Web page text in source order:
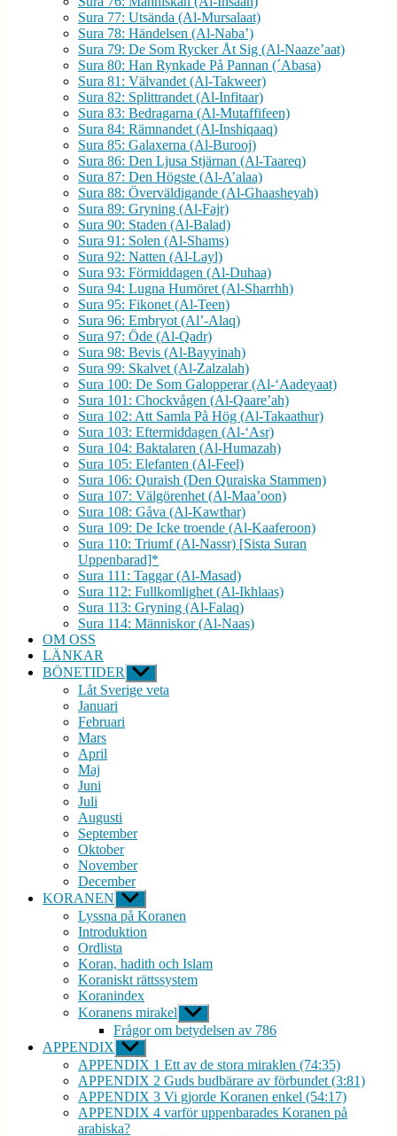
Sura 77: Utsända (Al-Mursalaat)
Sura 78: Händelsen (Al-Naba’)
Sura 79: De Som Rycker Åt Sig (Al-Naaze’aat)
Sura 80: Han Rynkade På Pannan (´Abasa)
Sura 81: Välvandet (Al-Takweer)
Sura 82: Splittrandet (Al-Infitaar)
Sura 83: Bedragarna (Al-Mutaffifeen)
Sura 84: Rämnandet (Al-Inshiqaaq)
Sura 85: Galaxerna (Al-Burooj)
Sura 86: Den Ljusa Stjärnan (Al-Taareq)
Sura 87: Den Högste (Al-A’alaa)
Sura 88: Överväldigande (Al-Ghaasheyah)
Sura 89: Gryning (Al-Fajr)
Sura 90: Staden (Al-Balad)
Sura 91: Solen (Al-Shams)
Sura 92: Natten (Al-Layl)
Sura 93: Förmiddagen (Al-Duhaa)
Sura 94: Lugna Humöret (Al-Sharrhh)
Sura 95: Fikonet (Al-Teen)
Sura 96: Embryot (Al’-Alaq)
Sura 97: Öde (Al-Qadr)
Sura 98: Bevis (Al-Bayyinah)
Sura 99: Skalvet (Al-Zalzalah)
Sura 100: De Som Galopperar (Al-‘Aadeyaat)
Sura 101: Chockvågen (Al-Qaare’ah)
Sura 102: Att Samla På Hög (Al-Takaathur)
Sura 103: Eftermiddagen (Al-‘Asr)
Sura 104: Baktalaren (Al-Humazah)
Sura 105: Elefanten (Al-Feel)
Sura 106: Quraish (Den Quraiska Stammen)
Sura 107: Välgörenhet (Al-Maa’oon)
Sura 108: Gåva (Al-Kawthar)
Sura 109: De Icke troende (Al-Kaaferoon)
Sura 110: Triumf (Al-Nassr) [Sista Suran
Uppenbarad]*
Sura 111: Taggar (Al-Masad)
Sura 112: Fullkomlighet (Al-Ikhlaas)
Sura 113: Gryning (Al-Falaq)
Sura 114: Människor (Al-Naas)
OM OSS
LÄNKAR
BÖNETIDER
Visa
undermeny
Låt Sverige veta
Januari
Februari
Mars
April
Maj
Juni
Juli
Augusti
September
Oktober
November
December
KORANEN Visa
undermeny
Lyssna på Koranen
Introduktion
Ordlista
Koran, hadith och Islam
Koraniskt rättssystem
Koranindex
Koranens mirakel Visa
undermeny
Frågor om betydelsen av 786
APPENDIX Visa
undermeny
APPENDIX 1 Ett av de stora miraklen (74:35)
APPENDIX 2 Guds budbärare av förbundet (3:81)
APPENDIX 3 Vi gjorde Koranen enkel (54:17)
APPENDIX 4 varför uppenbarades Koranen på
arabiska?